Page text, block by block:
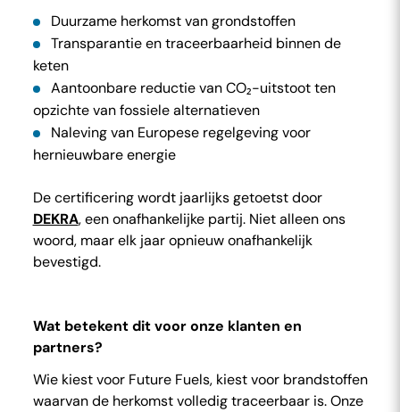
Duurzame herkomst van grondstoffen
Transparantie en traceerbaarheid binnen de
keten
Aantoonbare reductie van CO₂-uitstoot ten
opzichte van fossiele alternatieven
Naleving van Europese regelgeving voor
hernieuwbare energie
De certificering wordt jaarlijks getoetst door
DEKRA, een onafhankelijke partij. Niet alleen ons
woord, maar elk jaar opnieuw onafhankelijk
bevestigd.
Wat betekent dit voor onze klanten en
partners?
Wie kiest voor Future Fuels, kiest voor brandstoffen
waarvan de herkomst volledig traceerbaar is. Onze